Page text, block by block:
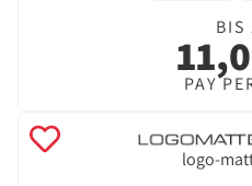
BIS
PAY
logo-